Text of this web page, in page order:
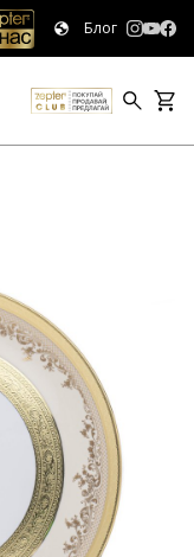
Блог